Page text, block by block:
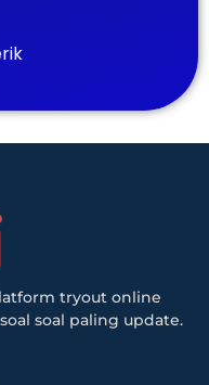
tryout online
soal paling update.